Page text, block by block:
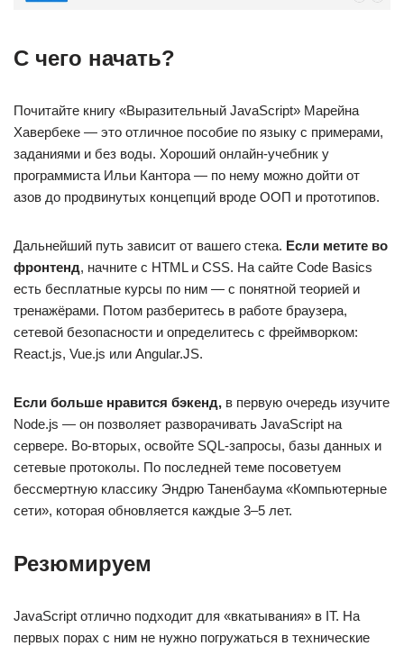
С чего начать?
Почитайте книгу «Выразительный JavaScript» Марейна
Хавербеке — это отличное пособие по языку с примерами,
заданиями и без воды. Хороший онлайн-учебник у
программиста Ильи Кантора — по нему можно дойти от
азов до продвинутых концепций вроде ООП и прототипов.
Дальнейший путь зависит от вашего стека. Если метите во
фронтенд, начните с HTML и CSS. На сайте Code Basics
есть бесплатные курсы по ним — с понятной теорией и
тренажёрами. Потом разберитесь в работе браузера,
сетевой безопасности и определитесь с фреймворком:
React.js, Vue.js или Angular.JS.
Если больше нравится бэкенд, в первую очередь изучите
Node.js — он позволяет разворачивать JavaScript на
сервере. Во-вторых, освойте SQL-запросы, базы данных и
сетевые протоколы. По последней теме посоветуем
бессмертную классику Эндрю Таненбаума «Компьютерные
сети», которая обновляется каждые 3–5 лет.
Резюмируем
JavaScript отлично подходит для «вкатывания» в IT. На
первых порах с ним не нужно погружаться в технические